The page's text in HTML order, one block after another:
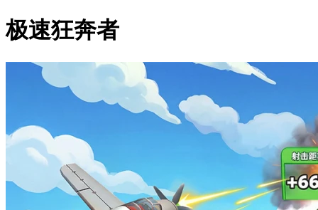
极速狂奔者